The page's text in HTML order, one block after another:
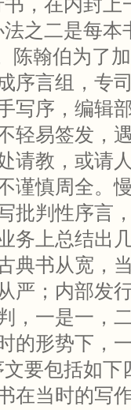
，在内封上
之二是每本
陈翰伯为了
序言组，专
写序，编辑
轻易签发，
请教，或请
谨慎周全。
批判性序言
务上总结出
典书从宽，
严；内部发
，一是一，
的形势下，
要包括如
在当时的写